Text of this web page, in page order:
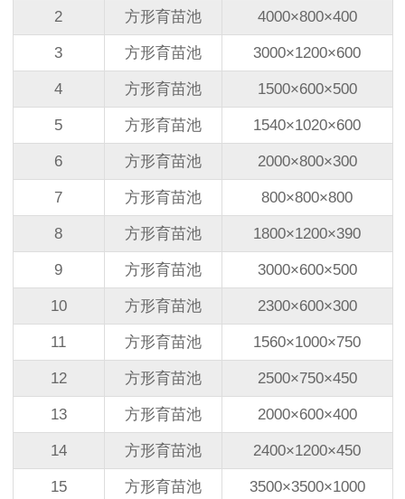
2 方形育苗池 4000×800×400
3 方形育苗池 3000×1200×600
4 方形育苗池 1500×600×500
5 方形育苗池 1540×1020×600
6 方形育苗池 2000×800×300
7 方形育苗池 800×800×800
8 方形育苗池 1800×1200×390
9 方形育苗池 3000×600×500
10 方形育苗池 2300×600×300
11 方形育苗池 1560×1000×750
12 方形育苗池 2500×750×450
13 方形育苗池 2000×600×400
14 方形育苗池 2400×1200×450
15 方形育苗池 3500×3500×1000